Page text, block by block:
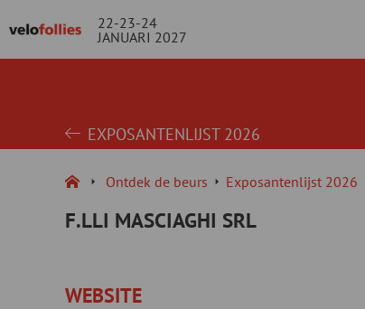
22-23-24
JANUARI 2027
EXPOSANTENLIJST 2026
Ontdek de beurs Exposantenlijst 2026
F.LLI MASCIAGHI SRL
WEBSITE